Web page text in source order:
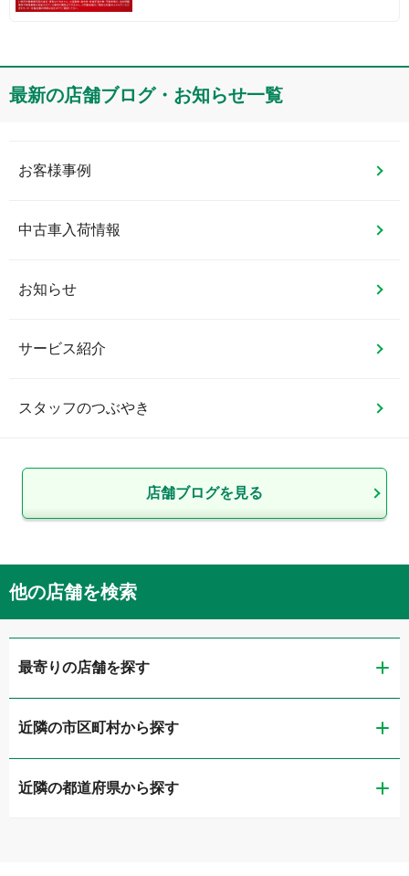
最新の店舗ブログ・お知らせ一覧
お客様事例
中古車入荷情報
お知らせ
サービス紹介
スタッフのつぶやき
店舗ブログを見る
他の店舗を検索
最寄りの店舗を探す
ガリバー下関綾羅木店
ガリバーアウトレット下関長府店
近隣の市区町村から探す
下関市
近隣の都道府県から探す